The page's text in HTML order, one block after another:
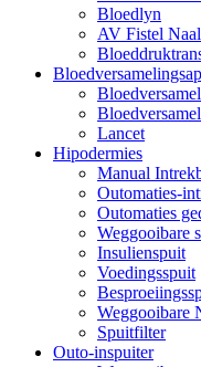
Bloedlyn
AV Fistel
Lancet
Hipodermies
Manual
Outomaties-
Outomaties
Weggooibare
Insulienspuit
Voedingsspuit
Weggooibare
Spuitfilter
Outo-inspuiter